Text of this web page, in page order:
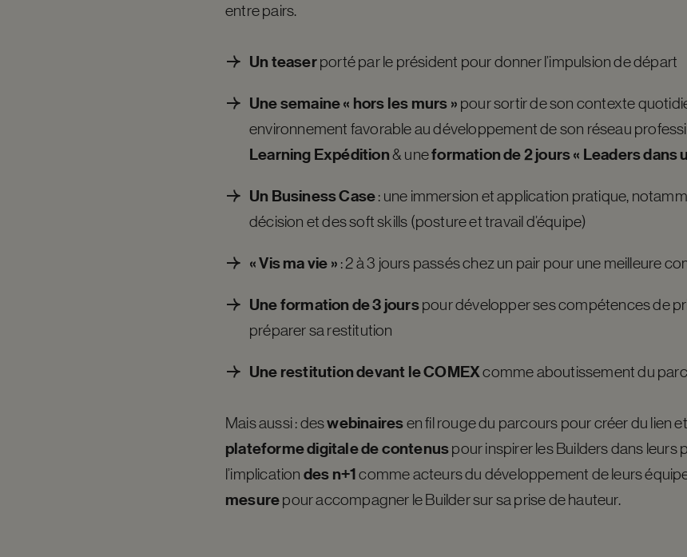
entre pairs.
Un teaserporté par le président pour donner l’impulsion de départ
Une semaine « hors les murs » pour sortir de son contexte
environnement favorable au développement de son réseau
Learning Expédition& uneformation de 2 jours « Leaders dans
Un Business Case: une immersion et application pratique,
décision et des soft skills (posture et travail d’équipe)
« Vis ma vie » : 2 à 3 jours passés chez un pair pour une meilleure
Une formation de 3 jourspour développer ses compétences de
préparer sa restitution
Une restitution devant le COMEXcomme aboutissement du
Mais aussi : deswebinairesen fil rouge du parcours pour créer du lien
plateforme digitale de contenuspour inspirer les Builders dans leurs
l’implication des n+1comme acteurs du développement de leurs
mesurepour accompagner le Builder sur sa prise de hauteur.